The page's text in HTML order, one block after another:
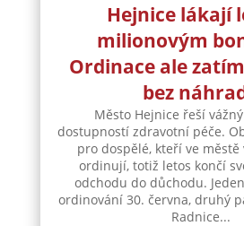
Hejnice lákají
milionovým
Ordinace ale
bez
Město Hejnice řeší
dostupností zdravotní péče.
pro dospělé, kteří ve městě
ordinují, totiž letos končí
odchodu do důchodu.
ordinování 30. června, druhý
Radnice...